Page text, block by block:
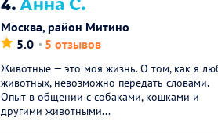
Москва, район Митино
5.0
5 отзывов
Животные — это моя жизнь. О том, как я
животных, невозможно передать словами.
Опыт в общении с собаками, кошками и
другими животными...